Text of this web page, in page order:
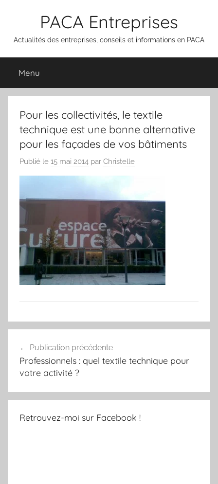
PACA Entreprises
Actualités des entreprises, conseils et informations en PACA
Menu
Pour les collectivités, le textile
technique est une bonne alternative
pour les façades de vos bâtiments
Publié le 15 mai 2014 par Christelle
de
l’article
Publication précédente
Professionnels : quel textile technique pour
votre activité ?
Retrouvez-moi sur Facebook !